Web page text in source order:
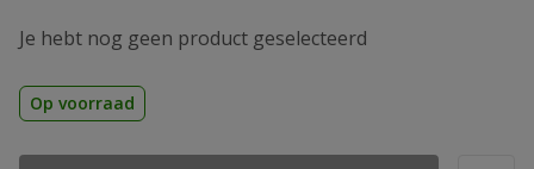
Je hebt nog geen product geselecteerd
Op voorraad